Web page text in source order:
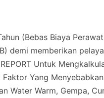
(Bebas Biaya
demi memberikan
Untuk
Yang
Water Warm, Gempa,